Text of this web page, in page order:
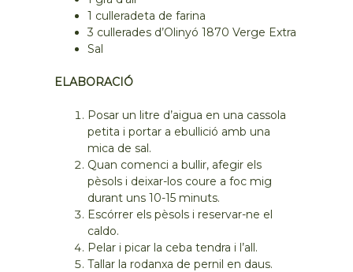
1 culleradeta de farina
3 cullerades d’Olinyó 1870 Verge Extra
Sal
ELABORACIÓ
Posar un litre d’aigua en una cassola
petita i portar a ebullició amb una
mica de sal.
Quan comenci a bullir, afegir els
pèsols i deixar-los coure a foc mig
durant uns 10-15 minuts.
Escórrer els pèsols i reservar-ne el
caldo.
Pelar i picar la ceba tendra i l’all.
Tallar la rodanxa de pernil en daus.